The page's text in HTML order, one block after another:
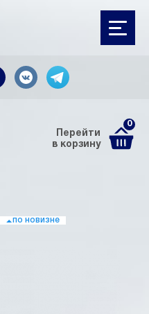
Перейти
в корзину
0
по новизне